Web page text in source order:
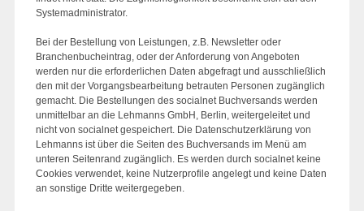
Systemadministrator.
Bei der Bestellung von Leistungen, z.B. Newsletter oder
Branchenbucheintrag, oder der Anforderung von Angeboten
werden nur die erforderlichen Daten abgefragt und ausschließlich
den mit der Vorgangsbearbeitung betrauten Personen zugänglich
gemacht. Die Bestellungen des socialnet Buchversands werden
unmittelbar an die Lehmanns GmbH, Berlin, weitergeleitet und
nicht von socialnet gespeichert. Die Datenschutzerklärung von
Lehmanns ist über die Seiten des Buchversands im Menü am
unteren Seitenrand zugänglich. Es werden durch socialnet keine
Cookies verwendet, keine Nutzerprofile angelegt und keine Daten
an sonstige Dritte weitergegeben.